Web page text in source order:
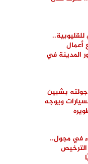
أعمال
المدينة في
جولته بشبين
ويوجه
في مجول..
الترخيص